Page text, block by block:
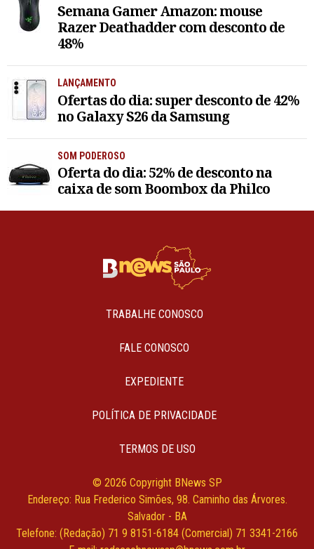
Semana Gamer Amazon: mouse
Razer Deathadder com desconto de
48%
LANÇAMENTO
Ofertas do dia: super desconto de 42%
no Galaxy S26 da Samsung
SOM PODEROSO
Oferta do dia: 52% de desconto na
caixa de som Boombox da Philco
TRABALHE CONOSCO
FALE CONOSCO
EXPEDIENTE
POLÍTICA DE PRIVACIDADE
TERMOS DE USO
© 2026 Copyright BNews SP
Endereço: Rua Frederico Simões, 98. Caminho das Árvores.
Salvador - BA
Telefone: (Redação) 71 9 8151-6184 (Comercial) 71 3341-2166